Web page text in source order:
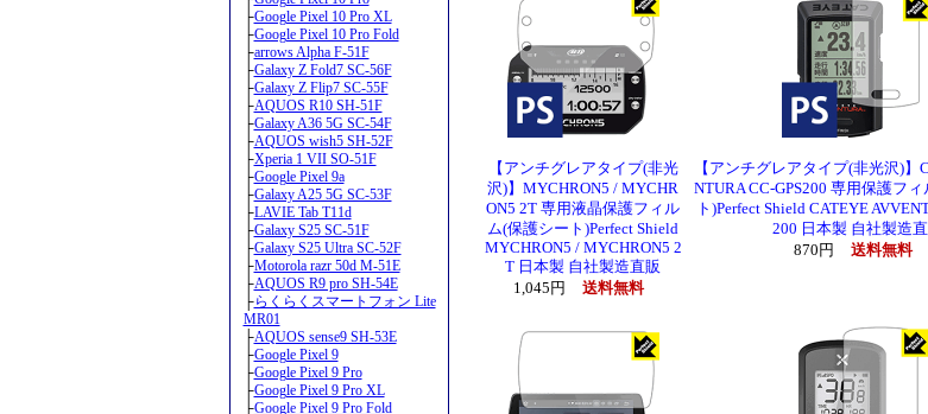
├Google Pixel 10 Pro XL
├Google Pixel 10 Pro Fold
├arrows Alpha F-51F
├Galaxy Z Fold7 SC-56F
├Galaxy Z Flip7 SC-55F
├AQUOS R10 SH-51F
├Galaxy A36 5G SC-54F
├AQUOS wish5 SH-52F
├Xperia 1 VII SO-51F
├Google Pixel 9a
├Galaxy A25 5G SC-53F
├LAVIE Tab T11d
├Galaxy S25 SC-51F
├Galaxy S25 Ultra SC-52F
├Motorola razr 50d M-51E
├AQUOS R9 pro SH-54E
├らくらくスマートフォン Lite
MR01
├AQUOS sense9 SH-53E
├Google Pixel 9
├Google Pixel 9 Pro
├Google Pixel 9 Pro XL
├Google Pixel 9 Pro Fold
【アンチグレアタイプ(非光
沢)】MYCHRON5 / MYCHR
ON5 2T 専用液晶保護フィル
ム(保護シート)Perfect Shield
MYCHRON5 / MYCHRON5 2
T 日本製 自社製造直販
1,045円
送料無料
【アンチグレアタイプ(非光沢)】
NTURA CC-GPS200 専用保護フ
ト)Perfect Shield CATEYE
200 日本製 自社製造
870円
送料無料